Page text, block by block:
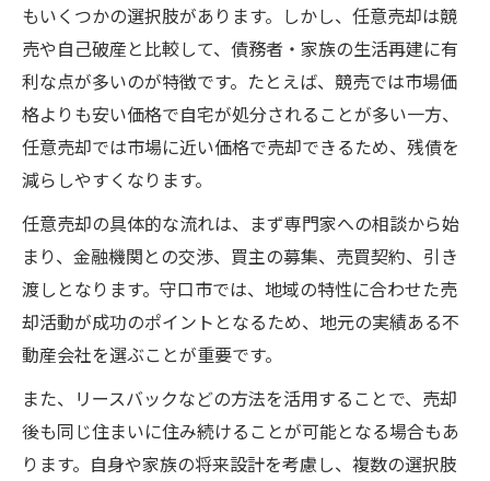
もいくつかの選択肢があります。しかし、任意売却は競
売や自己破産と比較して、債務者・家族の生活再建に有
利な点が多いのが特徴です。たとえば、競売では市場価
格よりも安い価格で自宅が処分されることが多い一方、
任意売却では市場に近い価格で売却できるため、残債を
減らしやすくなります。
任意売却の具体的な流れは、まず専門家への相談から始
まり、金融機関との交渉、買主の募集、売買契約、引き
渡しとなります。守口市では、地域の特性に合わせた売
却活動が成功のポイントとなるため、地元の実績ある不
動産会社を選ぶことが重要です。
また、リースバックなどの方法を活用することで、売却
後も同じ住まいに住み続けることが可能となる場合もあ
ります。自身や家族の将来設計を考慮し、複数の選択肢